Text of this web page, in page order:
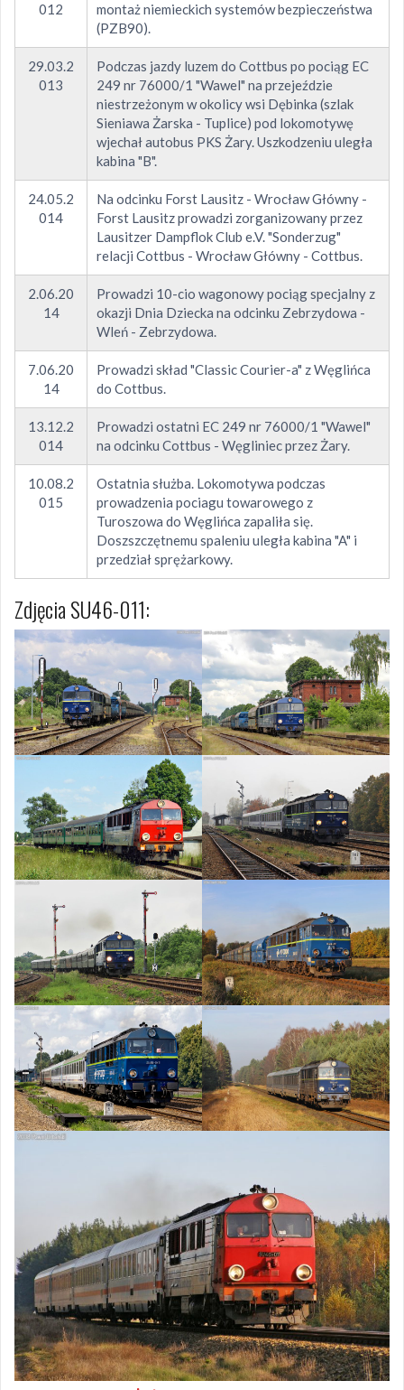
012
montaż niemieckich systemów bezpieczeństwa
(PZB90).
29.03.2
013
Podczas jazdy luzem do Cottbus po pociąg EC
249 nr 76000/1 "Wawel" na przejeździe
niestrzeżonym w okolicy wsi Dębinka (szlak
Sieniawa Żarska - Tuplice) pod lokomotywę
wjechał autobus PKS Żary. Uszkodzeniu uległa
kabina "B".
24.05.2
014
Na odcinku Forst Lausitz - Wrocław Główny -
Forst Lausitz prowadzi zorganizowany przez
Lausitzer Dampflok Club e.V. "Sonderzug"
relacji Cottbus - Wrocław Główny - Cottbus.
2.06.20
14
Prowadzi 10-cio wagonowy pociąg specjalny z
okazji Dnia Dziecka na odcinku Zebrzydowa -
Wleń - Zebrzydowa.
7.06.20
14
Prowadzi skład "Classic Courier-a" z Węglińca
do Cottbus.
13.12.2
014
Prowadzi ostatni EC 249 nr 76000/1 "Wawel"
na odcinku Cottbus - Węgliniec przez Żary.
10.08.2
015
Ostatnia służba. Lokomotywa podczas
prowadzenia pociagu towarowego z
Turoszowa do Węglińca zapaliła się.
Doszszczętnemu spaleniu uległa kabina "A" i
przedział sprężarkowy.
Zdjęcia SU46-011: